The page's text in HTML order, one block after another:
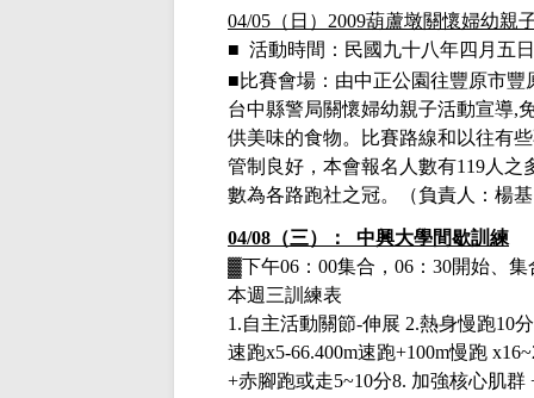
04/05 （日） 2009葫蘆墩關懷婦幼親
■ 活動時間：民國九十八年四月五
■比賽會場：由中正公園往豐原市豐
台中縣警局關懷婦幼親子活動宣導,
供美味的食物。比賽路線和以往有
管制良好，本會報名人數有119人之
數為各路跑社之冠。（負責人：楊
04/08（三）： 中興大學間歇訓練
▓下午06：00集合，06：30開始、
本週三訓練表
1.自主活動關節-伸展 2.熱身慢跑10分
速跑x5-66.400m速跑+100m慢跑
+赤腳跑或走5~10分8. 加強核心肌群